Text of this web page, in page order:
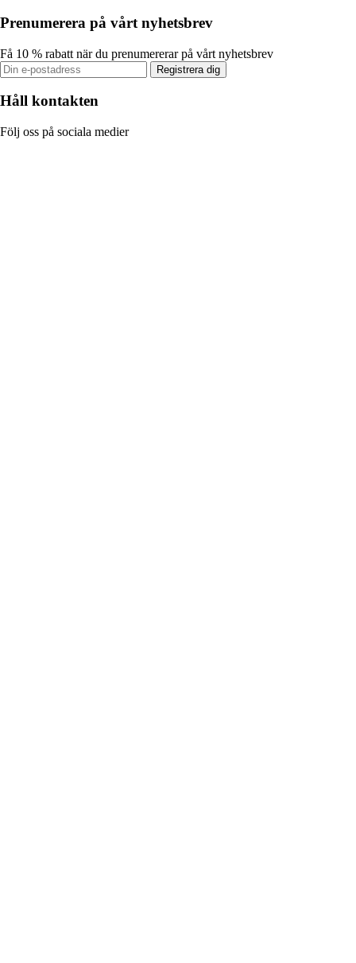
Prenumerera på vårt nyhetsbrev
Få 10 % rabatt när du prenumererar på vårt nyhetsbrev
Registrera dig
Håll kontakten
Följ oss på sociala medier